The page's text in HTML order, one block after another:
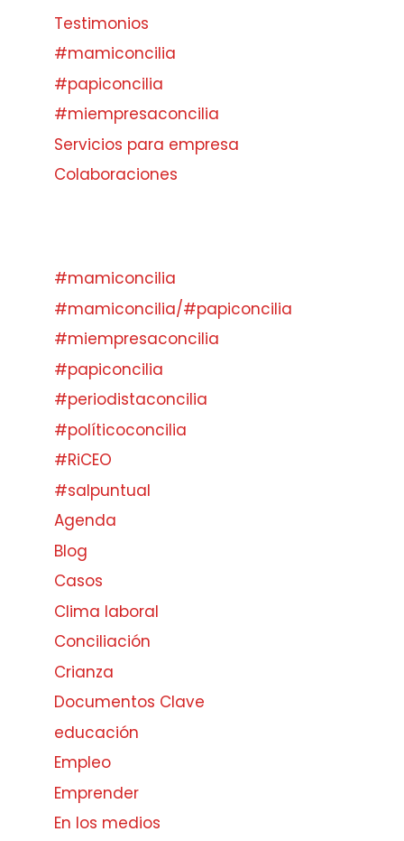
Testimonios
#mamiconcilia
#papiconcilia
#miempresaconcilia
Servicios para empresa
Colaboraciones
#mamiconcilia
#mamiconcilia/#papiconcilia
#miempresaconcilia
#papiconcilia
#periodistaconcilia
#políticoconcilia
#RiCEO
#salpuntual
Agenda
Blog
Casos
Clima laboral
Conciliación
Crianza
Documentos Clave
educación
Empleo
Emprender
En los medios